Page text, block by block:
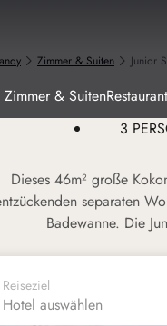
Zimmer & Suiten
Zimmer & Suiten Junior
3
Dieses 46m² große
separaten
Badewanne. Die
Reiseziel
Hotel auswählen